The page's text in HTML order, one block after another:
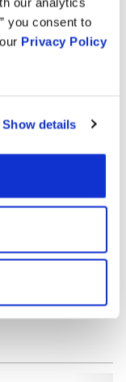
you consent to
Privacy Policy
Show details
7.87 mm
42-01046
EVP1036